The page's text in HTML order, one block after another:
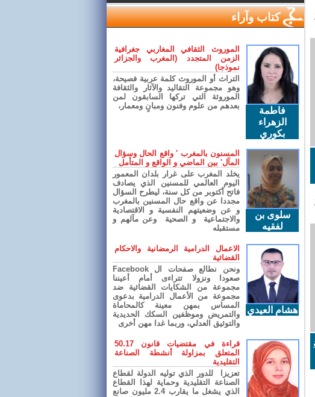
كتاب وآراء
فاطمة
الزهراء
بكوري
الموروث الثقافي المغاربي جغرافية
الزمن المتجدد (المغرب والجزائر
نموذجا)
التراث أو الموروث كلمة عربية فصيحة،
وهو مجموعة التقاليد والآثار والثقافة
الموروثة التي تركها السابقون لمن
بعدهم من علوم وفنون ومبانٍ ومعمار،
سلوى بن
لفقيه
المسنون بالمغرب ' واقع الحال وسؤال
المآل' بين الماضي و الواقع و المتأمل
يخلد المغرب على غرار بلدان المعمور
اليوم العالمي للمسنين الذي يصادف
فاتح أكتوبر من كل سنة، ليطرح السؤال
مجددا عن واقع حال المسنين بالمغرب
و عن وضعيتهم النفسية و الاقتصادية
والاجتماعية و الصحية وعن مآلهم و
مستقبله
هشام العيدي
الاعمال الدرامية الرمضانية والاحكام
القضائية
ونحن نطالع صفحات ال Facebook
صعودا ونزولا تتراءى أمام أعيننا
مجموعة من الشكايات القضائية ضد
مجموعة من الأعمال الدرامية بدعوى
المساس بمهن معينة كالمحاماة
والتمريض وموظفين السكك الحديدية
والتوثيق العدلي، وربما غدا مهن أخرى
قراءة في مقتضيات قانون 50.17
المتعلق بمزاولة أنشطة الصناعة
التقليدية
تعزيزا للدور الذي توليه الدولة لقطاع
الصناعة التقليدية وحماية لهذا القطاع
الذي يشغل ما يقارب 2.4 مليون صانع